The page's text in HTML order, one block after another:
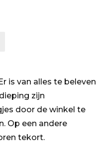
is van alles te beleven
zijn
door de winkel te
Op een andere
tekort.